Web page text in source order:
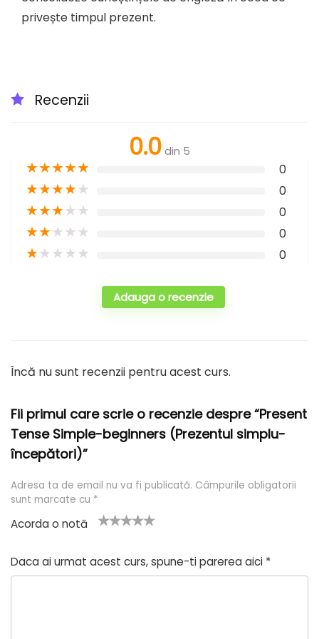
privește timpul prezent.
Recenzii
0.0 din 5
★★★★★ 0
★★★★★ 0
★★★★★ 0
★★★★★ 0
★★★★★ 0
Adauga o recenzie
Încă nu sunt recenzii pentru acest curs.
Fii primul care scrie o recenzie despre “Present
Tense Simple-beginners (Prezentul simplu-
începători)”
Adresa ta de email nu va fi publicată. Câmpurile obligatorii
sunt marcate cu *
Acorda o notă
n
a
din
5
5
stele
stele
stele
Daca ai urmat acest curs, spune-ti parerea aici *